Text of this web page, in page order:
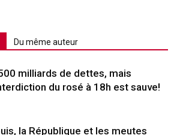
Du même auteur
milliards de dettes, mais
du rosé à 18h est sauve!
la République et les meutes